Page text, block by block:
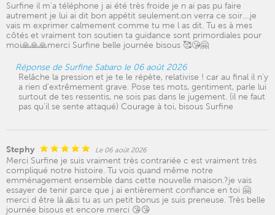
Surfine il m'a téléphone j ai été très froide je n ai pas pu faire
autrement je lui ai dit bon appétit seulement.on verra ce soir....je
vais m exprimer calmement comme tu me l as dit. Tu es à mes
côtés et vraiment ton soutien ta guidance sont primordiales pour
moi🙏🙏🙏merci Surfine belle journée bisous 🥰😘🤗
Réponse de Surfine Sabaro le 06 août 2026
Relâche la pression et je te le répète, relativise ! car au final il n'y
a rien d'extrêmement grave. Pose tes mots, gentiment, parle lui
surtout de tes ressentis, ne sois pas dans le jugement. (il ne faut
pas qu'il se sente attaqué) Courage à toi, bisous Surfine
Stephy Le 06 août 2026
Merci Surfine je suis vraiment très contrariée c est vraiment très
compliqué notre histoire. Tu vois quand même notre
emménagement ensemble dans cette nouvelle maison.?je vais
essayer de tenir parce que j ai entièrement confiance en toi 🤗
merci d être là 🙏si tu as un petit bonus je suis preneuse. Très belle
journée bisous et encore merci 😘😘